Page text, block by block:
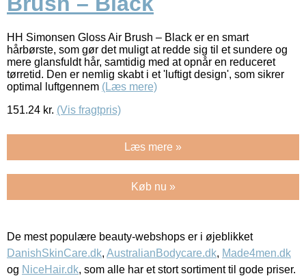
HH Simonsen Gloss Air Brush – Black er en smart
hårbørste, som gør det muligt at redde sig til et sundere og
mere glansfuldt hår, samtidig med at opnår en reduceret
tørretid. Den er nemlig skabt i et 'luftigt design', som sikrer
optimal luftgennem (Læs mere)
151.24 kr. (Vis fragtpris)
Læs mere »
Køb nu »
De mest populære beauty-webshops er i øjeblikket
DanishSkinCare.dk, AustralianBodycare.dk, Made4men.dk
og NiceHair.dk, som alle har et stort sortiment til gode priser.